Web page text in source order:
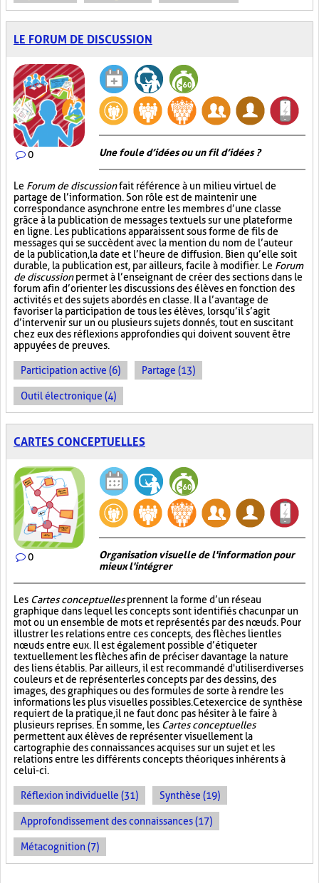
LE FORUM DE DISCUSSION
0 Une foule d’idées ou un fil d’idées ?
Le Forum de discussionfait référence à un milieu virtuel de
partage de l’information. Son rôle est de maintenir une
correspondance asynchrone entre les membres d’une classe
grâce à la publication de messages textuels sur une plateforme
en ligne. Les publications apparaissent sous forme de fils de
messages qui se succèdent avec la mention du nom de l’auteur
de la publication, la date et l’heure de diffusion. Bien qu’elle soit
durable, la publication est, par ailleurs, facile à modifier. Le Forum
de discussionpermet à l’enseignant de créer des sections dans le
forum afin d’orienter les discussions des élèves en fonction des
activités et des sujets abordés en classe. Il a l’avantage de
favoriser la participation de tous les élèves, lorsqu’il s’agit
d’intervenir sur un ou plusieurs sujets donnés, tout en suscitant
chez eux des réflexions approfondies qui doivent souvent être
appuyées de preuves.
Participation active (6) Partage (13)
Outil électronique (4)
CARTES CONCEPTUELLES
0
Organisation visuelle de l'information pour
mieux l'intégrer
Les Cartes conceptuellesprennent la forme d’un réseau
graphique dans lequel les concepts sont identifiés chacun par un
mot ou un ensemble de mots et représentés par des nœuds. Pour
illustrer les relations entre ces concepts, des flèches lient les
nœuds entre eux. Il est également possible d’étiqueter
textuellement les flèches afin de préciser davantage la nature
des liens établis. Par ailleurs, il est recommandé d'utiliser diverses
couleurs et de représenter les concepts par des dessins, des
images, des graphiques ou des formules de sorte à rendre les
informations les plus visuelles possibles. Cet exercice de synthèse
requiert de la pratique, il ne faut donc pas hésiter à le faire à
plusieurs reprises. En somme, les Cartes conceptuelles
permettent aux élèves de représenter visuellement la
cartographie des connaissances acquises sur un sujet et les
relations entre les différents concepts théoriques inhérents à
celui-ci.
Réflexion individuelle (31) Synthèse (19)
Approfondissement des connaissances (17)
Métacognition (7)